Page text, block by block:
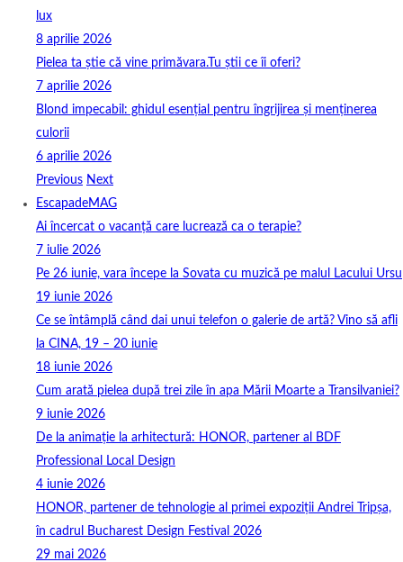
lux
8 aprilie 2026
Pielea ta știe că vine primăvara.Tu știi ce îi oferi?
7 aprilie 2026
Blond impecabil: ghidul esențial pentru îngrijirea și menținerea
culorii
6 aprilie 2026
Previous Next
EscapadeMAG
Ai încercat o vacanță care lucrează ca o terapie?
7 iulie 2026
Pe 26 iunie, vara începe la Sovata cu muzică pe malul Lacului Ursu
19 iunie 2026
Ce se întâmplă când dai unui telefon o galerie de artă? Vino să afli
la CINA, 19 – 20 iunie
18 iunie 2026
Cum arată pielea după trei zile în apa Mării Moarte a Transilvaniei?
9 iunie 2026
De la animație la arhitectură: HONOR, partener al BDF
Professional Local Design
4 iunie 2026
HONOR, partener de tehnologie al primei expoziții Andrei Tripșa,
în cadrul Bucharest Design Festival 2026
29 mai 2026